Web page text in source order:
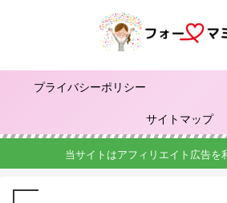
プライバシーポリシー
サイトマップ
当サイトはアフィリエイト広告を